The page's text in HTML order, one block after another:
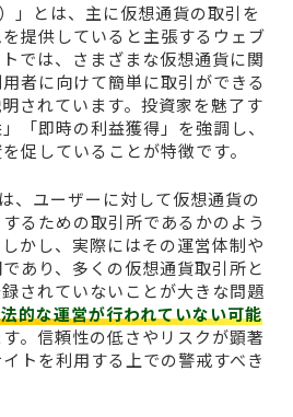
」とは、主に仮想通貨の取引を
提供していると主張するウェブ
では、さまざまな仮想通貨に関
者に向けて簡単に取引ができる
されています。投資家を魅了す
「即時の利益獲得」を強調し、
促していることが特徴です。
、ユーザーに対して仮想通貨の
るための取引所であるかのよう
かし、実際にはその運営体制や
あり、多くの仮想通貨取引所と
されていないことが大きな問題
的な運営が行われていない可能
。信頼性の低さやリスクが顕著
トを利用する上での警戒すべき